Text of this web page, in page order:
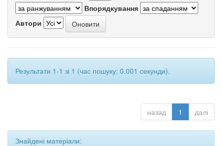
Впорядкування
Автори
Результати 1-1 зі 1 (час пошуку: 0.001 секунди).
назад 1 далі
Знайдені матеріали: